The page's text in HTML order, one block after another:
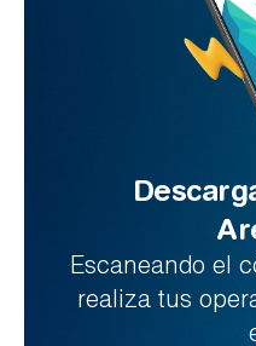
Escaneando el
realiza tus